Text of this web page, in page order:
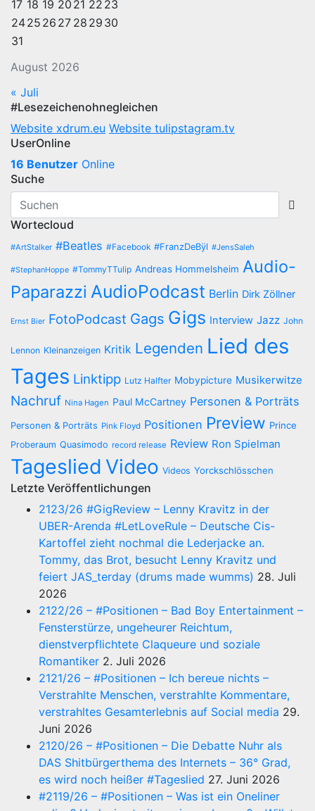
August 2026
17 18 19 20 21 22 23
2425 26 27 28 29 30
31
« Juli
#Lesezeichenohnegleichen
Website xdrum.eu Website tulipstagram.tv
UserOnline
16 Benutzer Online
Suche
Wortecloud
#ArtStalker #Beatles #Facebook #FranzDeBÿl #JensSaleh
#StephanHoppe #TommyTTulip Andreas Hommelsheim Audio-
Paparazzi AudioPodcast Berlin Dirk Zöllner
Ernst Bier FotoPodcast Gags Gigs Interview Jazz John
Lennon Kleinanzeigen Kritik Legenden Lied des
Tages Linktipp Lutz Halfter Mobypicture Musikerwitze
Nachruf Nina Hagen Paul McCartney Personen & Porträts
Personen & Porträts Pink Floyd Positionen Preview Prince
Proberaum Quasimodo record release Review Ron Spielman
Tageslied Video Videos Yorckschlösschen
Letzte Veröffentlichungen
2123/26 #GigReview – Lenny Kravitz in der
UBER-Arenda #LetLoveRule – Deutsche Cis-
Kartoffel zieht nochmal die Lederjacke an.
Tommy, das Brot, besucht Lenny Kravitz und
feiert JAS_terday (drums made wumms) 28. Juli
2026
2122/26 – #Positionen – Bad Boy Entertainment –
Fensterstürze, ungeheurer Reichtum,
dienstverpflichtete Claqueure und soziale
Romantiker 2. Juli 2026
2121/26 – #Positionen – Ich bereue nichts –
Verstrahlte Menschen, verstrahlte Kommentare,
verstrahltes Gesamterlebnis auf Social media 29.
Juni 2026
2120/26 – #Positionen – Die Debatte Nuhr als
DAS Shitbürgerthema des Internets – 36° Grad,
es wird noch heißer #Tageslied 27. Juni 2026
#2119/26 – #Positionen – Was ist ein Oneliner